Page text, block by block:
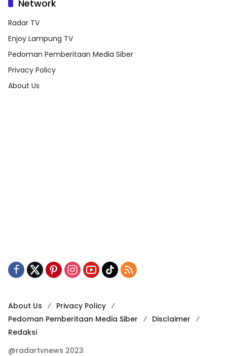
Network
Radar TV
Enjoy Lampung TV
Pedoman Pemberitaan Media Siber
Privacy Policy
About Us
About Us
Privacy Policy
Pedoman Pemberitaan Media Siber
Disclaimer
Redaksi
@radartvnews 2023